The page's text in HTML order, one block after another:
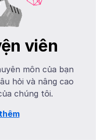
viên
môn của bạn
hỏi và nâng cao
chúng tôi.